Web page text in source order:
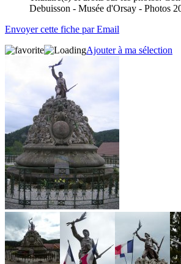
Debuisson - Musée d'Orsay - Photos
Envoyer cette fiche par Email
Ajouter à ma sélection